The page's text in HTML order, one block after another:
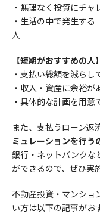
・ 無理なく投資にチャ
・ 生活の中で発生する
人
【短期がおすすめの人】
・支払い総額を減らし
・ 収入・資産に余裕が
・ 具体的な計画を用意
また、支払うローン返
ミュレーションを行う
銀行・ネットバンクな
ができるので、ぜひ実
不動産投資・マンショ
い方は以下の記事がお